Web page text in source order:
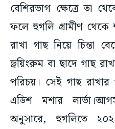
বেশিরভাগ ক্ষেত্রে তা
ফলে হুগলি গ্রামীণ
রাখা গাছ নিয়ে চিন্তা
ড্রয়িংরুম বা ছাদে গাছ
পরিচয়। সেই গাছ রাখার
এডিশ মশার
অনুসারে, হুগলিতে